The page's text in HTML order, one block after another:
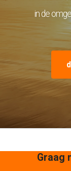
in de
Graag